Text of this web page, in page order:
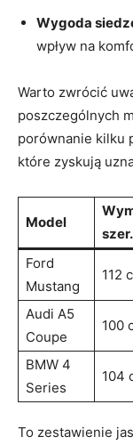
Wygoda
wpływ na
Warto zwrócić
poszczególnych
porównanie kilku
które ​zyskują
Model
Ford
Mustang
112
Audi ​A5
Coupe
100
BMW 4
Series
104
To zestawienie